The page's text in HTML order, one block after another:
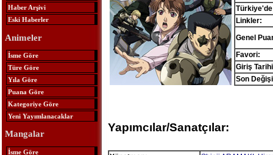
Haber Arşivi
Eski Haberler
Animeler
İsme Göre
Türe Göre
Yıla Göre
Puana Göre
Kategoriye Göre
Yeni Yayımlanacaklar
Mangalar
İsme Göre
Linkler:
Genel
Favori:
Giriş
Son
Yapımcılar/Sanatçılar: